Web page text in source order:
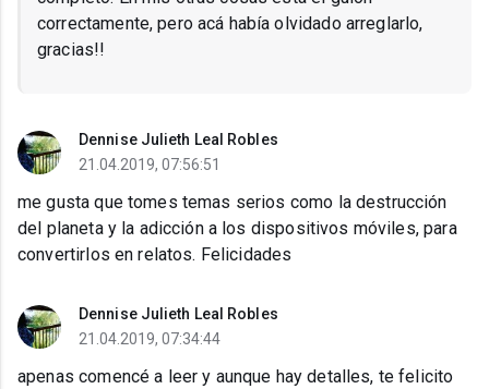
correctamente, pero acá había olvidado arreglarlo,
gracias!!
Dennise Julieth Leal Robles
21.04.2019, 07:56:51
me gusta que tomes temas serios como la destrucción
del planeta y la adicción a los dispositivos móviles, para
convertirlos en relatos. Felicidades
Dennise Julieth Leal Robles
21.04.2019, 07:34:44
apenas comencé a leer y aunque hay detalles, te felicito